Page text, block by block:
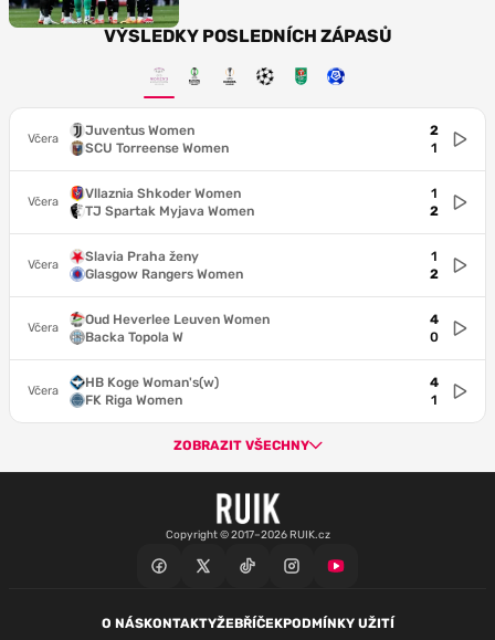
VÝSLEDKY POSLEDNÍCH ZÁPASŮ
Včera
Juventus Women
SCU Torreense Women
2
1
Včera
Vllaznia Shkoder Women
TJ Spartak Myjava Women
1
2
Včera
Slavia Praha ženy
Glasgow Rangers Women
1
2
Včera
Oud Heverlee Leuven Women
Backa Topola W
4
0
Včera
HB Koge Woman's(w)
FK Riga Women
4
1
ZOBRAZIT VŠECHNY
Copyright © 2017–2026 RUIK.cz
O NÁSKONTAKTYŽEBŘÍČEKPODMÍNKY UŽITÍ